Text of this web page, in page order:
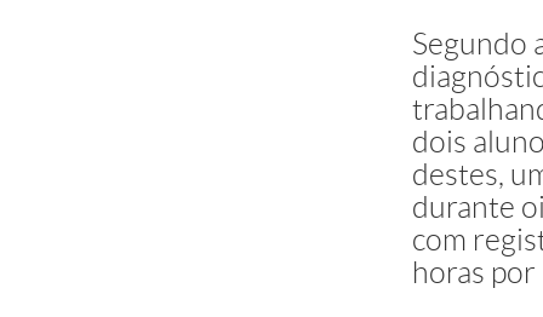
Segundo
dois
destes,
durante
com
horas por